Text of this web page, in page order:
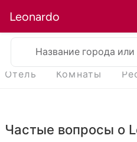
Leonardo
Название города или
Отель Комнаты
Частые вопросы о